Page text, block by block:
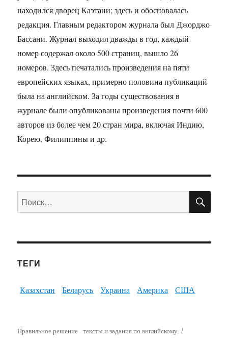
находился дворец Каэтани; здесь и обосновалась
редакция. Главным редактором журнала был Джорджо
Бассани. Журнал выходил дважды в год, каждый
номер содержал около 500 страниц, вышло 26
номеров. Здесь печатались произведения на пяти
европейских языках, примерно половина публикаций
была на английском. За годы существования в
журнале были опубликованы произведения почти 600
авторов из более чем 20 стран мира, включая Индию,
Корею, Филиппины и др.
Искать:
ТЕГИ
Казахстан Беларусь Украина Америка США
Правильное решение - тексты и задания по английскому